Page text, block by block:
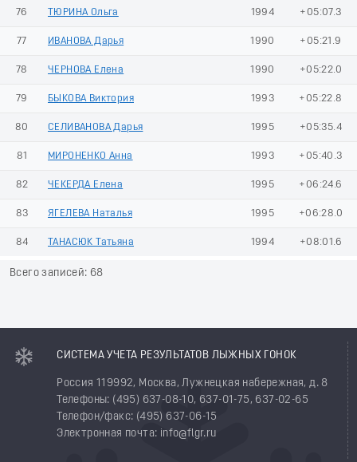
76 ТЮРИНА Ольга 1994 +05:07.3
77 ИВАНОВА Дарья 1990 +05:21.9
78 ЧЕРНОВА Елена 1990 +05:22.0
79 БЫКОВА Виктория 1993 +05:22.8
80 СЕЛИВАНОВА Дарья 1995 +05:35.4
81 МИРОНЕНКО Анна 1993 +05:40.3
82 ЧЕКЕРДА Елена 1995 +06:24.6
83 ЯГЕЛЕВА Наталья 1995 +06:28.0
84 ТАНАСЮК Татьяна 1994 +08:01.6
Всего записей: 68
СИСТЕМА УЧЕТА РЕЗУЛЬТАТОВ ЛЫЖНЫХ ГОНОК
Россия 119992, Москва, Лужнецкая набережная, д. 8
Телефоны: (495) 637-08-10, 637-01-75, 637-02-65
Телефон/факс: (495) 637-06-15
Электронная почта: info@flgr.ru